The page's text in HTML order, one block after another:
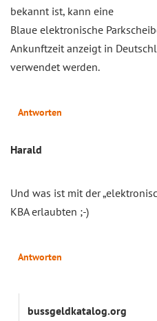
bekannt ist, kann eine
Blaue elektronische
Ankunftzeit anzeigt in
verwendet werden.
Antworten
Harald
Und was ist mit der
KBA erlaubten ;-)
Antworten
bussgeldkatalog.org